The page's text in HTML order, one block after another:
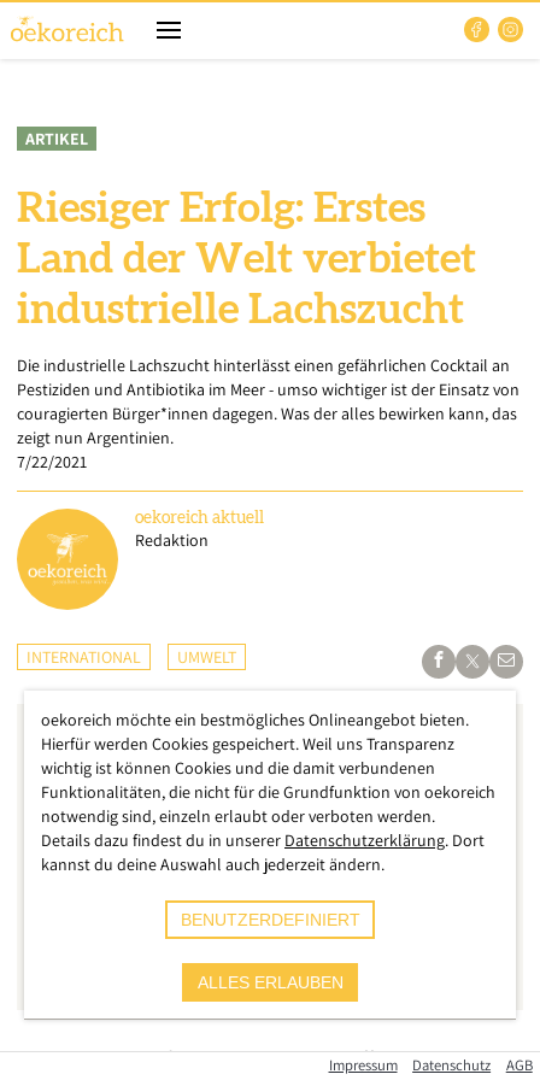
ARTIKEL
Riesiger Erfolg: Erstes
Land der Welt verbietet
industrielle Lachszucht
Die industrielle Lachszucht hinterlässt einen gefährlichen Cocktail an
Pestiziden und Antibiotika im Meer - umso wichtiger ist der Einsatz von
couragierten Bürger*innen dagegen. Was der alles bewirken kann, das
zeigt nun Argentinien.
7/22/2021
oekoreich aktuell
Redaktion
INTERNATIONAL UMWELT
Weitestgehend außerhalb des Fokus der öffentlichen
Impressum Datenschutz AGB
oekoreich möchte ein bestmögliches Onlineangebot bieten.
Hierfür werden Cookies gespeichert. Weil uns Transparenz
wichtig ist können Cookies und die damit verbundenen
Funktionalitäten, die nicht für die Grundfunktion von oekoreich
notwendig sind, einzeln erlaubt oder verboten werden.
Details dazu findest du in unserer Datenschutzerklärung. Dort
kannst du deine Auswahl auch jederzeit ändern.
BENUTZERDEFINIERT
ALLES ERLAUBEN